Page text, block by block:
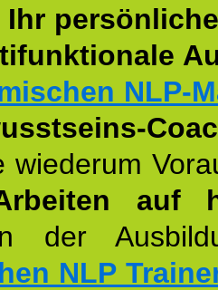
Ihr
NLP-
wiederum
auf
der
NLP